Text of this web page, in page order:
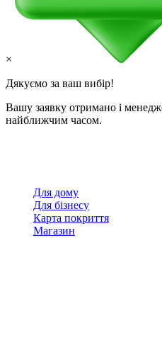
×
Дякуємо за ваш вибір!
Вашу заявку отримано і
найближчим часом.
Для дому
Для бізнесу
Карта покриття
Магазин